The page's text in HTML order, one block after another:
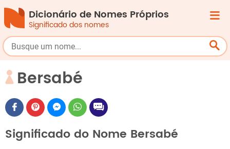
Dicionário de Nomes Próprios
Significado dos nomes
Bersabé
Significado do Nome Bersabé